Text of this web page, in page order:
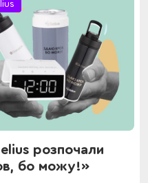
розпочали
бо можу!»